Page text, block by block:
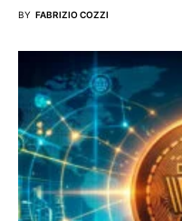
BY FABRIZIO COZZI